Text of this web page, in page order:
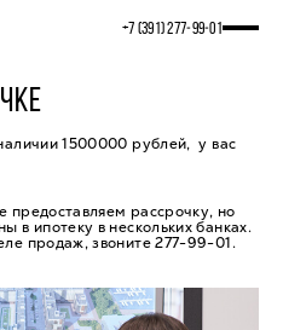
+7 (391) 277‒99‒01
1500000 рублей, у вас
рассрочку, но
в ипотеку в нескольких банках.
продаж, звоните 277-99-01.